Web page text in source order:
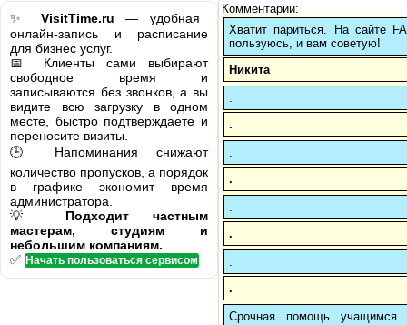
✨ VisitTime.ru — удобная
онлайн-запись и расписание
для бизнес услуг.
📅 Клиенты сами выбирают
свободное время и
записываются без звонков, а вы
видите всю загрузку в одном
месте, быстро подтверждаете и
переносите визиты.
🕒 Напоминания снижают
количество пропусков, а порядок
в графике экономит время
администратора.
💡 Подходит частным
мастерам, студиям и
небольшим компаниям.
✅ Начать пользоваться сервисом
Комментарии:
Хватит париться. На сайте
пользуюсь, и вам советую!
Никита
.
.
.
.
Срочная помощь учащимся в